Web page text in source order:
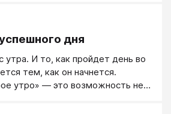
дня
утра. И то, как пройдет день во
тем, как он начнется.
утро» — это возможность не